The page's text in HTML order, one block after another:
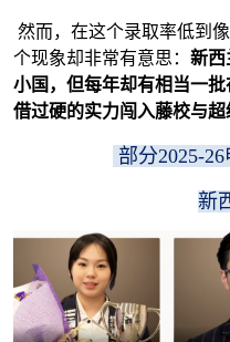
然而，在这个录取率低到
个现象却非常有意思： 新西
小国，但每年却有相当一
借过硬的实力闯入藤校与超
部分2025-
新